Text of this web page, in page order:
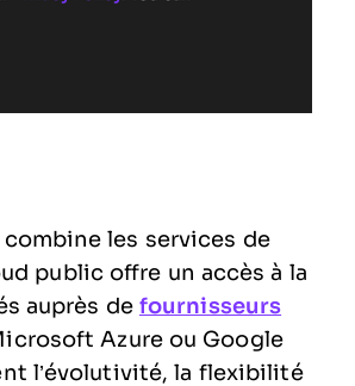
les services de
public offre un accès à la
auprès de fournisseurs
Azure ou Google
l’évolutivité, la flexibilité